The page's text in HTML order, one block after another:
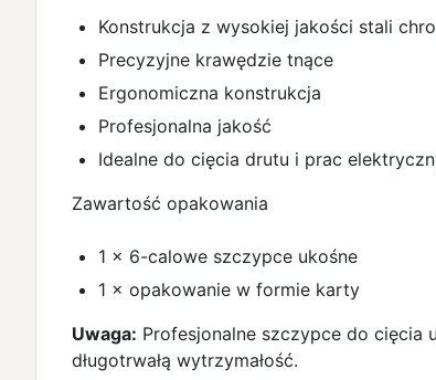
Konstrukcja z wysokiej jakości stali
Precyzyjne krawędzie tnące
Ergonomiczna konstrukcja
Profesjonalna jakość
Idealne do cięcia drutu i prac
Zawartość opakowania
1 × 6-calowe szczypce ukośne
1 × opakowanie w formie karty
Uwaga: Profesjonalne szczypce do cięcia
długotrwałą wytrzymałość.